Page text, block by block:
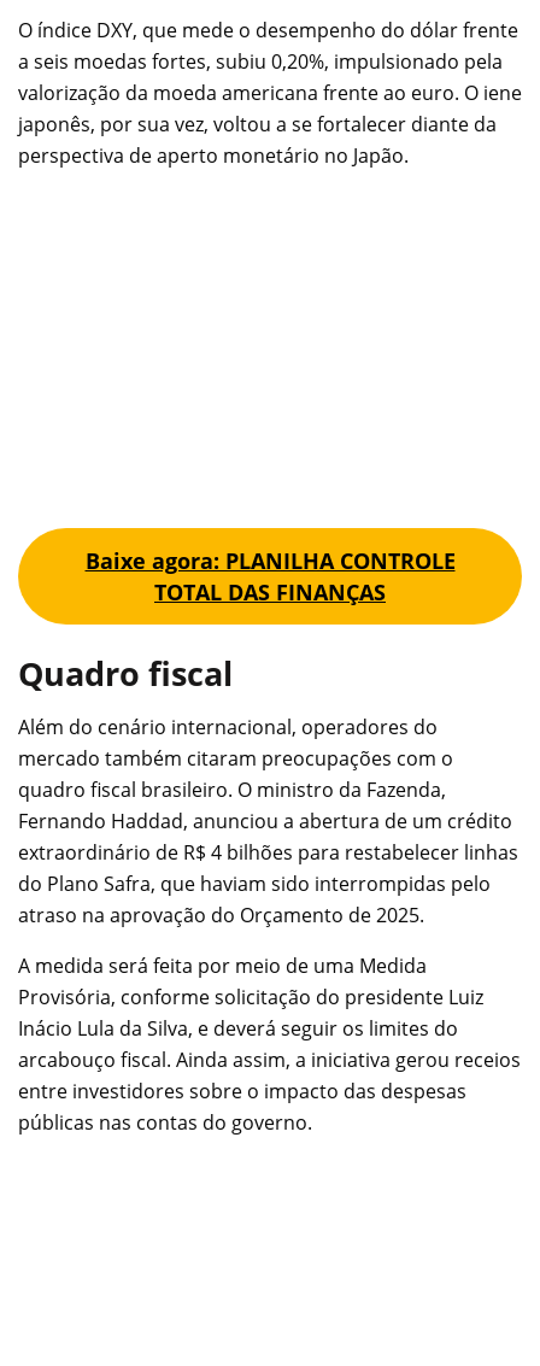
O índice DXY, que mede o desempenho do dólar frente
a seis moedas fortes, subiu 0,20%, impulsionado pela
valorização da moeda americana frente ao euro. O iene
japonês, por sua vez, voltou a se fortalecer diante da
perspectiva de aperto monetário no Japão.
Baixe agora: PLANILHA CONTROLE
TOTAL DAS FINANÇAS
Quadro fiscal
Além do cenário internacional, operadores do
mercado também citaram preocupações com o
quadro fiscal brasileiro. O ministro da Fazenda,
Fernando Haddad, anunciou a abertura de um crédito
extraordinário de R$ 4 bilhões para restabelecer linhas
do Plano Safra, que haviam sido interrompidas pelo
atraso na aprovação do Orçamento de 2025.
A medida será feita por meio de uma Medida
Provisória, conforme solicitação do presidente Luiz
Inácio Lula da Silva, e deverá seguir os limites do
arcabouço fiscal. Ainda assim, a iniciativa gerou receios
entre investidores sobre o impacto das despesas
públicas nas contas do governo.